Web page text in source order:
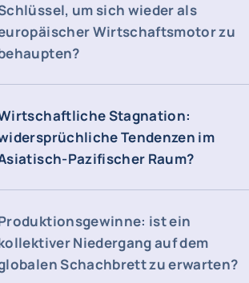
um sich wieder als
Wirtschaftsmotor zu
Stagnation:
Tendenzen im
Pazifischer Raum?
ist ein
Niedergang auf dem
Schachbrett zu erwarten?